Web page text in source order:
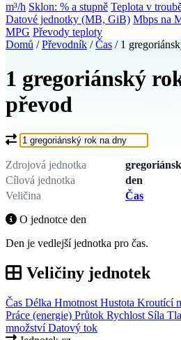
m³/h Sklon: % a stupně Teplota v
Datové jednotky (MB, GiB) Mbps na
MPG Převody teploty
Domů / Převodník / Čas / 1
1 gregoriánský
převod
Co chcete převést?
Zdrojová jednotka
Cílová jednotka
den
Veličina
Čas
O jednotce den
Den je vedlejší jednotka pro čas.
Veličiny jednotek
Čas Délka Hmotnost Hustota Kroutící
Práce (energie) Průtok Rychlost Síla
množstvíDatový tok